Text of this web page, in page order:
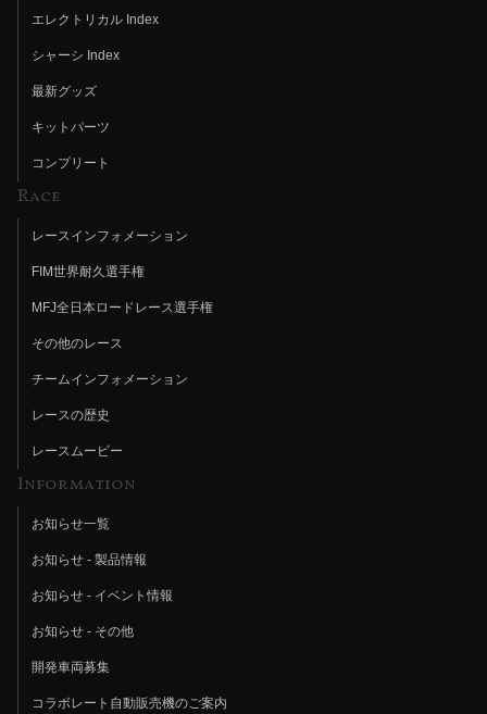
エレクトリカル Index
シャーシ Index
最新グッズ
キットパーツ
コンプリート
Race
レースインフォメーション
FIM世界耐久選手権
MFJ全日本ロードレース選手権
その他のレース
チームインフォメーション
レースの歴史
レースムービー
Information
お知らせ一覧
お知らせ - 製品情報
お知らせ - イベント情報
お知らせ - その他
開発車両募集
コラボレート自動販売機のご案内